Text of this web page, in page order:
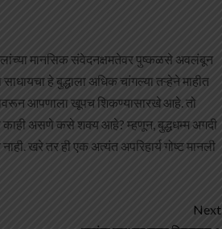
मानसिक संवेदनक्षमतेवर पुष्कळसे अवलंबून
हे बुद्धाला अधिक चांगल्या तऱ्हेने माहीत
आपणाला खूपच शिकण्यासारखे आहे. तो
वेगळे काही असणे कसे शक्य आहे? म्हणून, बुद्धधम्म अगदी
खरे तर ही एक अत्यंत अपरिहार्य गोष्ट मानली
Next